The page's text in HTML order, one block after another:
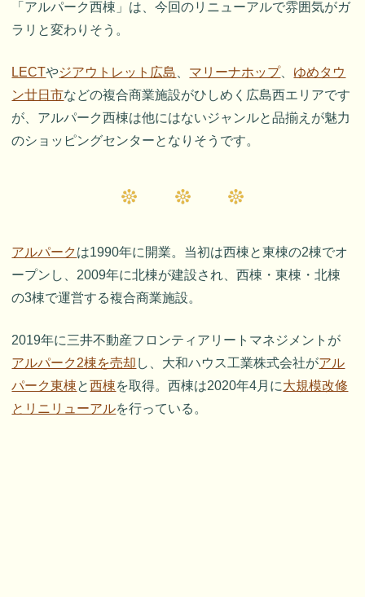
「アルパーク西棟」は、今回のリニューアルで雰囲気がガ
ラリと変わりそう。
LECTやジアウトレット広島 マリーナホップ、 ゆめタウ
ン廿日市などの複合商業施設がひしめく広島西エリアです
が、アルパーク西棟は他にはないジャンルと品揃えが魅力
のショッピングセンターとなりそうです。
アルパーク は1990年に開業。当初は西棟と東棟の2棟でオ
ープンし、2009年に北棟が建設され、西棟・東棟・北棟
の3棟で運営する複合商業施設。
2019年に三井不動産フロンティアリートマネジメントが
アルパーク2棟を売却 し、大和ハウス工業株式会社がアル
パーク東棟と西棟を取得。西棟は2020年4月に大規模改修
とリニリューアルを行っている。